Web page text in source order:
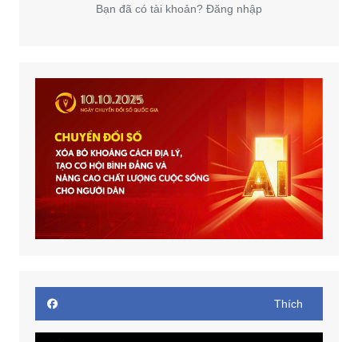
Bạn đã có tài khoản? Đăng nhập
Thích